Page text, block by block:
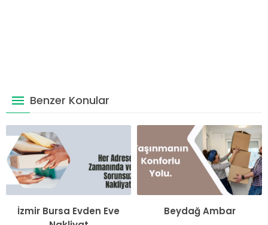
Benzer Konular
İzmir Bursa Evden Eve
Beydağ Ambar